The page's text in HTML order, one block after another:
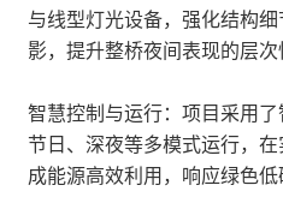
与线型灯光设备，强化结构
影，提升整桥夜间表现的层次
智慧控制与运行：项目采用了
节日、深夜等多模式运行，
成能源高效利用，响应绿色低